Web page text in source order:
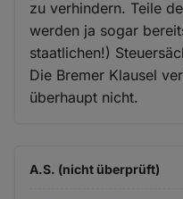
zu verhindern. Teile
werden ja sogar
staatlichen!)
Die Bremer Klausel
überhaupt nicht.
A.S. (nicht überprüft)